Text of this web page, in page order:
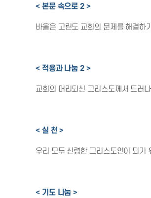
< 본문 속으로 2 >
바울은 고린도 교회의 문제를 해결
< 적용과 나눔 2 >
교회의 머리되신 그리스도께서 드러
< 실 천 >
우리 모두 신령한 그리스도인이 되기
< 기도 나눔 >